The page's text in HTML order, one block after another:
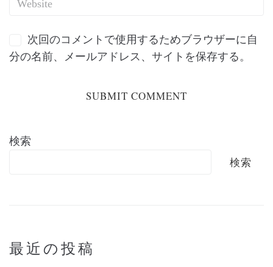
次回のコメントで使用するためブラウザーに自
分の名前、メールアドレス、サイトを保存する。
検索
検索
最近の投稿